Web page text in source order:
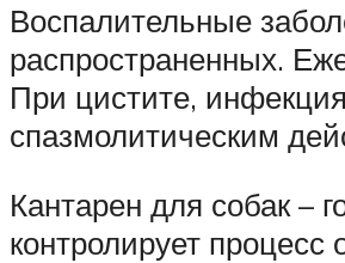
Воспалительные
распространенных.
При цистите,
спазмолитическим
Кантарен для собак –
контролирует